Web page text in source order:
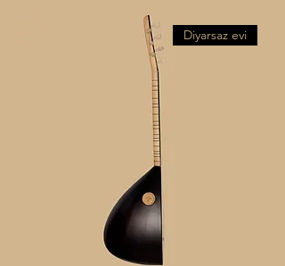
Diyarsaz evi